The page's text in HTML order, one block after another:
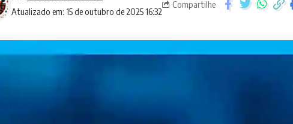
Atualizado em: 15 de outubro de 2025 16:32
Compartilhe